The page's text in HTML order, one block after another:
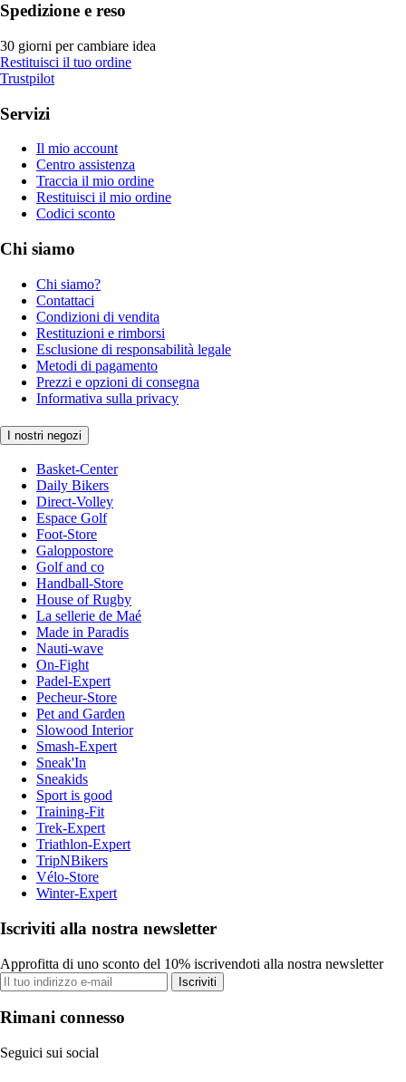
Spedizione e reso
30 giorni per cambiare idea
Restituisci il tuo ordine
Trustpilot
Servizi
Il mio account
Centro assistenza
Traccia il mio ordine
Restituisci il mio ordine
Codici sconto
Chi siamo
Chi siamo?
Contattaci
Condizioni di vendita
Restituzioni e rimborsi
Esclusione di responsabilità legale
Metodi di pagamento
Prezzi e opzioni di consegna
Informativa sulla privacy
I nostri negozi
Basket-Center
Daily Bikers
Direct-Volley
Espace Golf
Foot-Store
Galoppostore
Golf and co
Handball-Store
House of Rugby
La sellerie de Maé
Made in Paradis
Nauti-wave
On-Fight
Padel-Expert
Pecheur-Store
Pet and Garden
Slowood Interior
Smash-Expert
Sneak'In
Sneakids
Sport is good
Training-Fit
Trek-Expert
Triathlon-Expert
TripNBikers
Vélo-Store
Winter-Expert
Iscriviti alla nostra newsletter
Approfitta di uno sconto del 10% iscrivendoti alla nostra newsletter
Iscriviti
Rimani connesso
Seguici sui social